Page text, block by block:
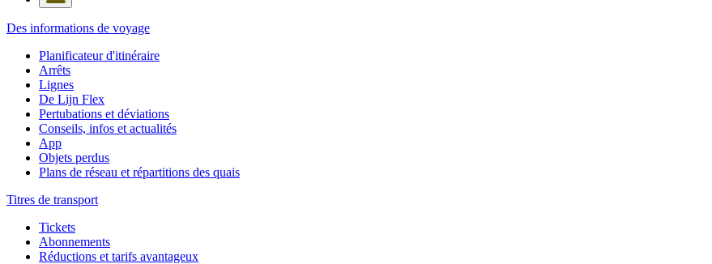
Des informations de voyage
Planificateur d'itinéraire
Arrêts
Lignes
De Lijn Flex
Pertubations et déviations
Conseils, infos et actualités
App
Objets perdus
Plans de réseau et répartitions des quais
Titres de transport
Tickets
Abonnements
Réductions et tarifs avantageux